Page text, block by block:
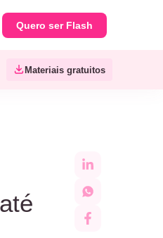
Quero ser Flash
Materiais gratuitos